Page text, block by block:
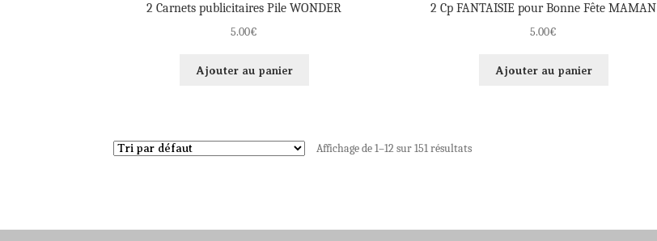
2 Carnets publicitaires Pile WONDER
5.00€
Ajouter au panier
2 Cp FANTAISIE pour Bonne Fête MAMAN
5.00€
Ajouter au panier
Affichage de 1–12 sur 151 résultats